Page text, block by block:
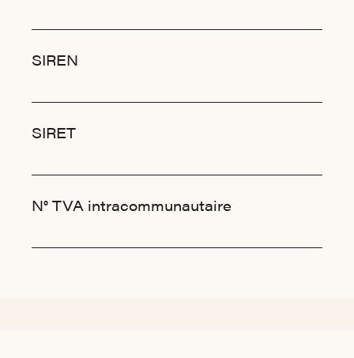
SIREN
SIRET
N° TVA intracommunautaire